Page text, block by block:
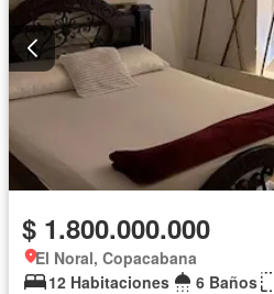
$ 1.800.000.000
El Noral, Copacabana
12 Habitaciones
6 Baños